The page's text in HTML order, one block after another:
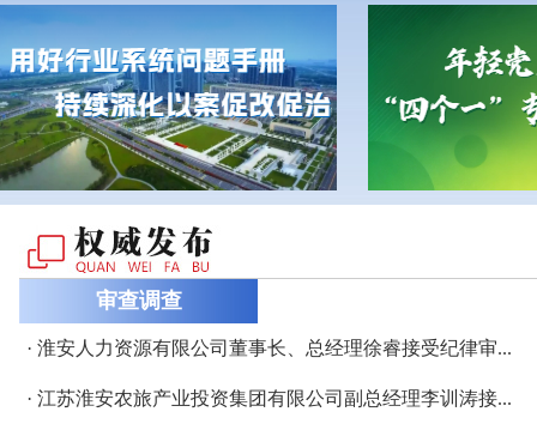
审查调查
· 淮安人力资源有限公司董事长、总经理徐睿接受纪律审...
· 江苏淮安农旅产业投资集团有限公司副总经理李训涛接...